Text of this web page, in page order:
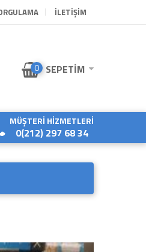
İLETİŞİM
0 SEPETIM
MÜŞTERI HIZMETLERI
0(212) 297 68 34